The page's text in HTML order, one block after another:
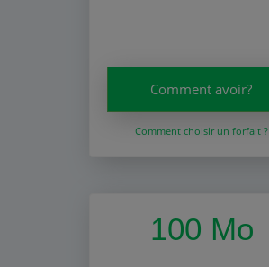
Comment avoir?
Comment choisir un forfait ?
100 Mo